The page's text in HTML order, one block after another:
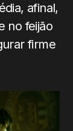
afinal,
no feijão
firme